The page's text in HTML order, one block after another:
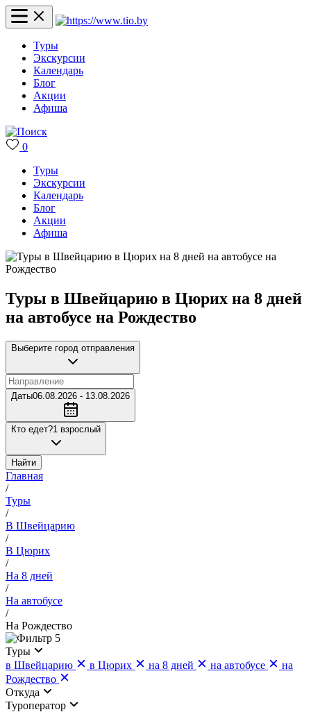
Туры
Экскурсии
Календарь
Блог
Акции
Афиша
0
Туры
Экскурсии
Календарь
Блог
Акции
Афиша
Туры в Швейцарию в Цюрих на 8 дней
на автобусе на Рождество
Выберите город отправления
Даты06.08.2026 - 13.08.2026
Кто едет?1 взрослый
Найти
Главная
/
Туры
/
В Швейцарию
/
В Цюрих
/
На 8 дней
/
На автобусе
/
На Рождество
5
Туры
в Швейцарию
в Цюрих на 8 дней на автобусе
на
Рождество
Откуда
Туроператор